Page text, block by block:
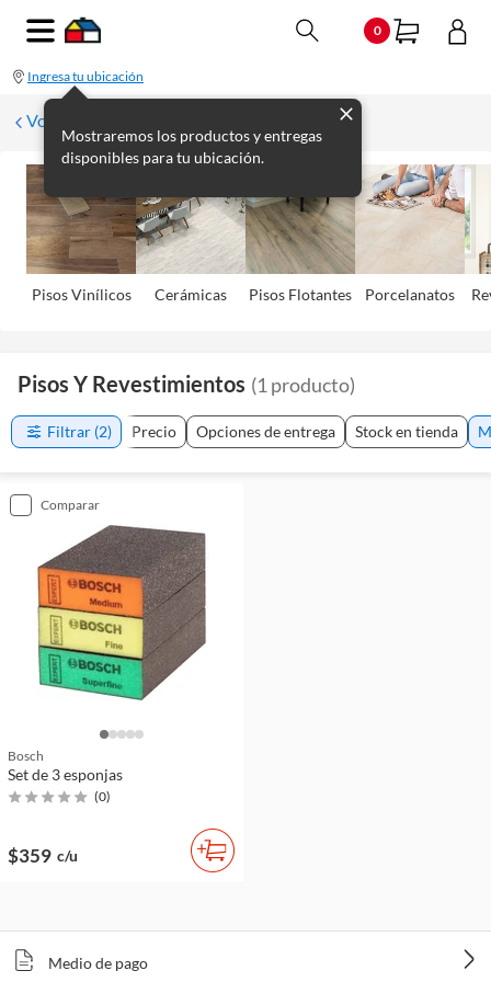
0
Ingresa tu ubicación
Mostraremos los productos y entregas
disponibles para tu ubicación.
Volver
Pisos Viní­licos Cerámicas Pisos Flotantes Porcelanatos
Pisos Y Revestimientos (1 producto)
Filtrar (2) Precio Opciones de entrega Stock en tienda
comparar
Bosch
Set de 3 esponjas
(0)
$359 c/u
Medio de pago